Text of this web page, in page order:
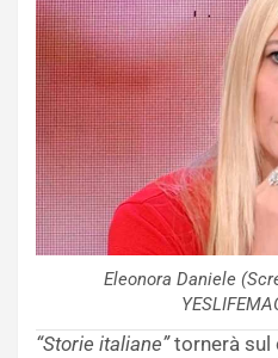
Eleonora Daniele
“Storie italiane”tornerà sul